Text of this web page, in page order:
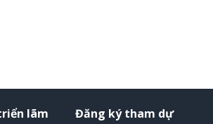
lãm
Đăng ký tham dự